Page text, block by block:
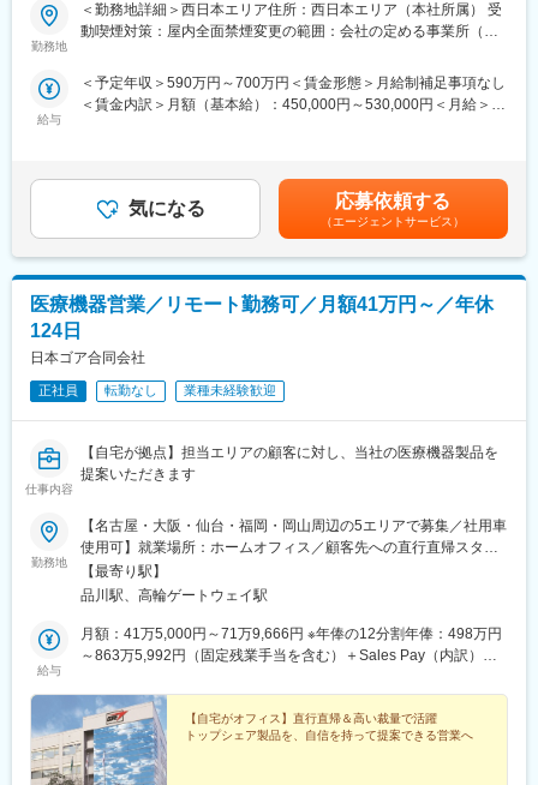
・在宅勤務メイン。1週間～2週間に1回ほどの出社ペース（サプ
ライヤーとの面談など）
す。
ア、産業廃棄物等）の調達・契約部門で、調達コストの最小化活
動を日々推進しています。今回募集するエネルギー調達スタッフ
の業務は、工場等の生産活動に必要となるエネルギーの最適化と
案し社内環境部門及び工場と協働の上、実現させることです。
変更の範囲：会社の定める業務
■業務概要：
たペットフードをご提案するため、獣医師と対等に意見を交換
し、学術的知識を生かすことができます。
製品の信頼と信用を高め、栄養学・療法食への理解を広げ、担当
エリアでの販売目標を達成する責務を担います。
■働き方：
ご自宅からの直行直帰スタイルとなります。
・担当エリア：西日本エリアのいずれかでご相談
■社風：
9割以上の社員が中途入社であり、フラットで風通しの良い社風で
■商品概要：
た細分化した商品を多数取り揃えており、来院する動物に的確な
食事を提供しています。動物のプロである獣医師たちが認めた商
品です。
例）糖尿病のペット向けフード／肥満のペット向けフード／肝臓
サポートフード／手術後の液体状ペットフード など
変更の範囲：会社の定める業務
勤務地
＜勤務地詳細＞西日本エリア住所：西日本エリア（本社所属） 受
動喫煙対策：屋内全面禁煙変更の範囲：会社の定める事業所（リ
給与
＜予定年収＞590万円～700万円＜賃金形態＞月給制補足事項なし
＜賃金内訳＞月額（基本給）：450,000円～530,000円＜月給＞
額であり、選考を通じて上下する可能性があります。月給(月額)は
固定手当を含めた表記です。
気になる 応募依頼する
（エージェントサービス）
医療機器営業／リモート勤務可／月額41万円～／年休
124日
日本ゴア合同会社
正社員 転勤なし 業種未経験歓迎
仕事内容
【自宅が拠点】担当エリアの顧客に対し、当社の医療機器製品を
提案いただきます
勤務地
【名古屋・大阪・仙台・福岡・岡山周辺の5エリアで募集／社用車
使用可】就業場所：ホームオフィス／顧客先への直行直帰スタイ
ル(1)名古屋エリア愛知県、岐阜県、福井県、三重県(2)大阪エリア
滋賀県、京都府、大阪府、兵庫県、奈良県、和歌山県(3)仙台エリ
件をチームで担当(4)福岡エリア福岡県、大分県、佐賀県、熊本
県、長崎県、宮崎県、鹿児島県、沖縄県(5)岡山エリア鳥取県、島
です。◎社用車での訪問が可能です◎訪問のない日は在宅勤務と
なります◎研修、社内の打ち合わせ、イベント等で出社が発生す
る可能性がございます◎転勤は基本ありません本社：東京都港区
港南1-8-15 Wビル14F受動喫煙対策：敷地内全面禁煙
【最寄り駅】
品川駅、高輪ゲートウェイ駅
給与
月額：41万5,000円～71万9,666円 ※年俸の12分割年俸：498万円
～863万5,992円（固定残業手当を含む）＋Sales Pay（内訳）年
3,000円（12時間分）※超過した時間外労働の残業手当は追加支給
◎Sales Pay：年額（基本給）の10％支給あり
【自宅がオフィス】直行直帰＆高い裁量で活躍
トップシェア製品を、自信を持って提案できる営業へ